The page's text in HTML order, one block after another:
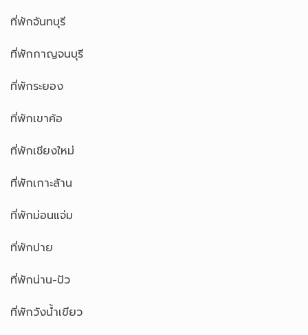
ที่พักจันทบุรี
ที่พักกาญจนบุรี
ที่พักระยอง
ที่พักเขาค้อ
ที่พักเชียงใหม่
ที่พักเกาะล้าน
ที่พักม่อนแจ่ม
ที่พักปาย
ที่พักน่าน-ปัว
ที่พักวังน้ำเขียว